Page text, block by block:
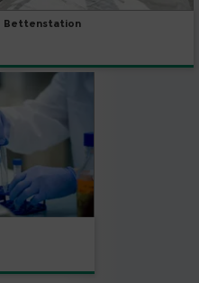
Bettenstation